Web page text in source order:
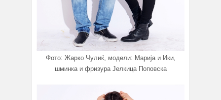
Фото: Жарко Чулиќ, модели: Марија и Ики,
шминка и фризура Јелкица Поповска